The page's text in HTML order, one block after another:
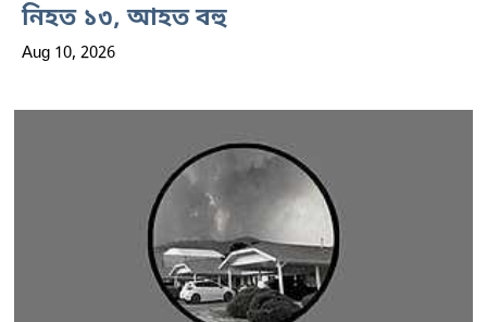
নিহত ১৩, আহত বহু
Aug 10, 2026